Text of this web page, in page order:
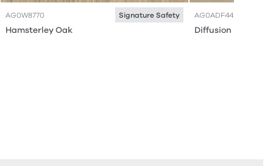
AG0W8770 Signature Safety
Hamsterley Oak
AG0ADF44
Diffusion Malt